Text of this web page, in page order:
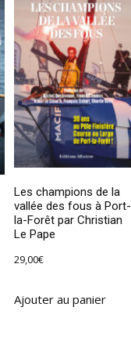
Les champions de la
vallée des fous à Port-
la-Forêt par Christian
Le Pape
29,00€
Ajouter au panier